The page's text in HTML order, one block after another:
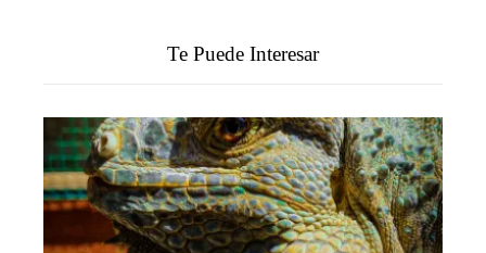
Te Puede Interesar